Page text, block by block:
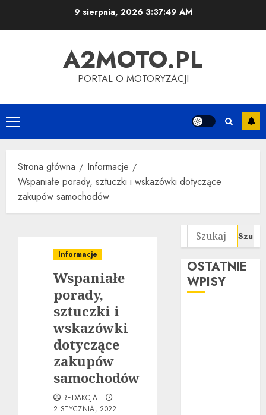
9 sierpnia, 2026 3:37:49 AM
A2MOTO.PL
PORTAL O MOTORYZACJI
Menu
główne
Strona główna
Informacje
Wspaniałe porady, sztuczki i wskazówki dotyczące
zakupów samochodów
Informacje
Wspaniałe
porady,
sztuczki i
wskazówki
dotyczące
zakupów
samochodów
REDAKCJA
2 STYCZNIA, 2022
Szukaj:
OSTATNIE
WPISY